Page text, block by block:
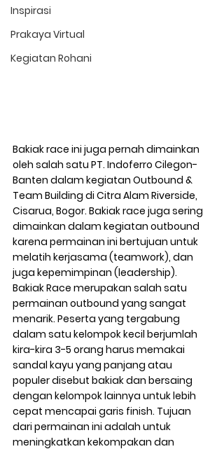
Inspirasi
Prakaya Virtual
Kegiatan Rohani
Bakiak race ini juga pernah dimainkan
oleh salah satu PT. Indoferro Cilegon-
Banten dalam kegiatan Outbound &
Team Building di Citra Alam Riverside,
Cisarua, Bogor. Bakiak race juga sering
dimainkan dalam kegiatan outbound
karena permainan ini bertujuan untuk
melatih kerjasama (teamwork), dan
juga kepemimpinan (leadership).
Bakiak Race merupakan salah satu
permainan outbound yang sangat
menarik. Peserta yang tergabung
dalam satu kelompok kecil berjumlah
kira-kira 3-5 orang harus memakai
sandal kayu yang panjang atau
populer disebut bakiak dan bersaing
dengan kelompok lainnya untuk lebih
cepat mencapai garis finish. Tujuan
dari permainan ini adalah untuk
meningkatkan kekompakan dan